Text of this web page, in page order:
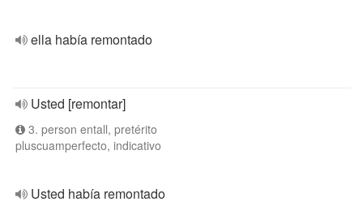
ella había remontado
Usted [remontar]
3. person entall, pretérito
pluscuamperfecto, indicativo
Usted había remontado